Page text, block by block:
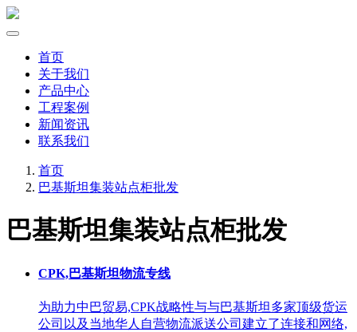
首页
关于我们
产品中心
工程案例
新闻资讯
联系我们
首页
巴基斯坦集装站点柜批发
巴基斯坦集装站点柜批发
CPK,巴基斯坦物流专线
为助力中巴贸易,CPK战略性与与巴基斯坦多家顶级货运
公司以及当地华人自营物流派送公司建立了连接和网络,